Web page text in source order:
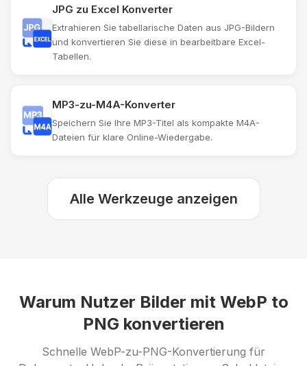
JPG zu Excel Konverter
Extrahieren Sie tabellarische Daten aus JPG-Bildern
und konvertieren Sie diese in bearbeitbare Excel-
Tabellen.
MP3-zu-M4A-Konverter
Speichern Sie Ihre MP3-Titel als kompakte M4A-
Dateien für klare Online-Wiedergabe.
Alle Werkzeuge anzeigen
Warum Nutzer Bilder mit WebP to
PNG konvertieren
Schnelle WebP-zu-PNG-Konvertierung für